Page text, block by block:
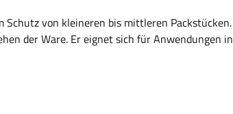
von kleineren bis mittleren
der Ware. Er eignet sich für Anwendungen